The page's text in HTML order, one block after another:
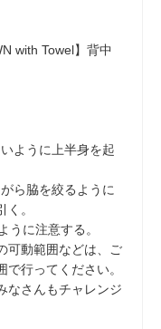
with Towel】背中
ように上半身を起
ら脇を絞るように
く。
うに注意する。
可動範囲などは、ご
行ってください。
なさんもチャレンジ